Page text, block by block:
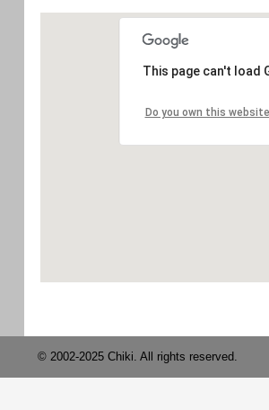
© 2002-2025 Chiki. All rights reserved.